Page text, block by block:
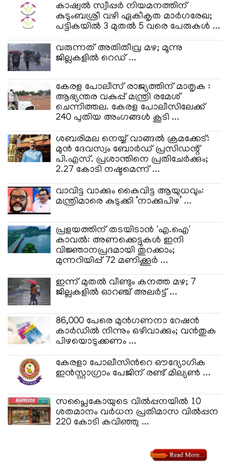
കാഷ്വൽ സ്വീപ്പർ നിയമനത്തിന്
കുടുംബശ്രീ വഴി ഏകീകൃത മാർഗരേഖ;
പട്ടികയിൽ 3 മുതൽ 5 വരെ പേരുകൾ ...
വരുന്നത് അതിതീവ്ര മഴ; മൂന്നു
ജില്ലകളിൽ റെഡ് ...
കേരള പോലീസ് രാജ്യത്തിന് മാതൃക :
ആഭ്യന്തര വകുപ്പ് മന്ത്രി രമേശ്
ചെന്നിത്തല. കേരള പോലീസിലേക്ക്
240 പുതിയ അംഗങ്ങൾ കൂടി ...
ശബരിമല നെയ്യ് വാങ്ങൽ ക്രമക്കേട്:
മുൻ ദേവസ്വം ബോർഡ് പ്രസിഡന്റ്
പി.എസ്. പ്രശാന്തിനെ പ്രതിചേർക്കും;
2.27 കോടി നഷ്ടമെന്ന് ...
​വാവിട്ട വാക്കും കൈവിട്ട ആയുധവും:
മന്ത്രിമാരെ കുടുക്കി ‘നാക്കുപിഴ’ ...
പ്രളയത്തിന് തടയിടാൻ 'എ.ഐ'
കാവൽ: അണക്കെട്ടുകൾ ഇനി
വിജ്ഞാനപ്രദമായി തുറക്കാം;
മുന്നറിയിപ്പ് 72 മണിക്കൂർ ...
ഇന്ന് മുതൽ വീണ്ടും കനത്ത മഴ; 7
ജില്ലകളിൽ ഓറഞ്ച് അലർട്ട് ...
86,000 പേരെ മുൻ​ഗണനാ റേഷൻ
കാർഡിൽ നിന്നും ഒഴിവാക്കും; വൻതുക
പിഴയൊടുക്കണം ...
കേരളാ പോലീസിന്‍റെ ഔദ്യോഗിക
ഇന്‍സ്റ്റാഗ്രാം പേജിന് രണ്ട് മില്യണ്‍ ...
സപ്ലൈകോയുടെ വിൽപ്പനയിൽ 10
ശതമാനം വർധന പ്രതിമാസ വിൽപ്പന
220 കോടി കവിഞ്ഞു ...